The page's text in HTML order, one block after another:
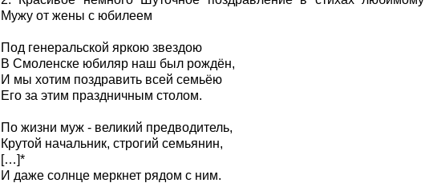
Мужу от жены с юбилеем
Под генеральской яркою звездою
В Смоленске юбиляр наш был рождён,
И мы хотим поздравить всей семьёю
Его за этим праздничным столом.
По жизни муж - великий предводитель,
Крутой начальник, строгий семьянин,
[…]*
И даже солнце меркнет рядом с ним.